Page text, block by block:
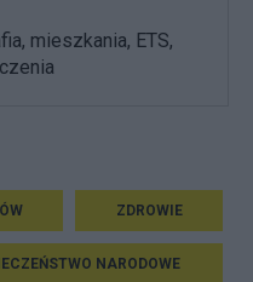
mieszkania, ETS,
ZDROWIE
NARODOWE